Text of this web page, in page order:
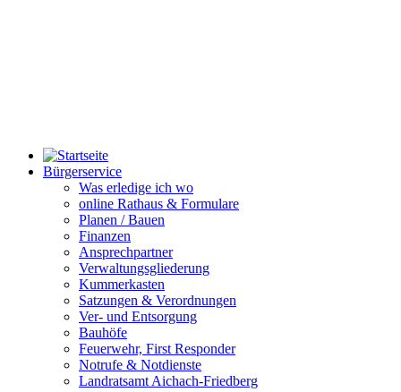
Bürgerservice
Was erledige ich wo
online Rathaus & Formulare
Planen / Bauen
Finanzen
Ansprechpartner
Verwaltungsgliederung
Kummerkasten
Satzungen & Verordnungen
Ver- und Entsorgung
Bauhöfe
Feuerwehr, First Responder
Notrufe & Notdienste
Landratsamt Aichach-Friedberg